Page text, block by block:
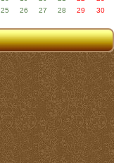
25 26 27 28 29
30